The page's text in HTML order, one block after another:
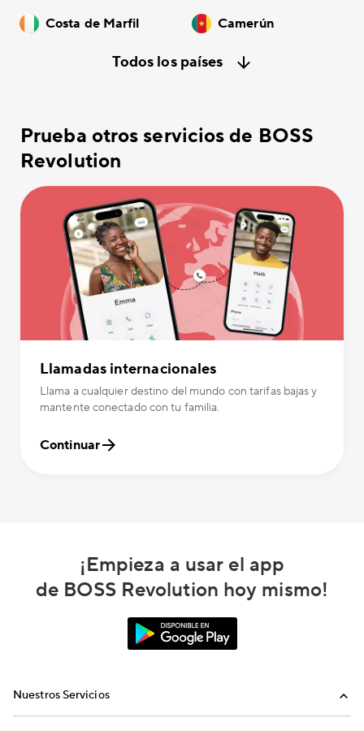
Costa de Marfil Camerún
Todos los países
Prueba otros servicios de BOSS
Revolution
Llamadas internacionales
Llama a cualquier destino del mundo con tarifas bajas y
mantente conectado con tu familia.
Continuar
¡Empieza a usar el app
de BOSS Revolution hoy mismo!
Nuestros Servicios